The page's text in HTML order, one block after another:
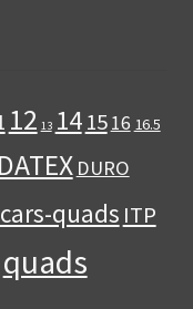
12 13 14 1516 16.5
DATEX DURO
quads ITP
quads